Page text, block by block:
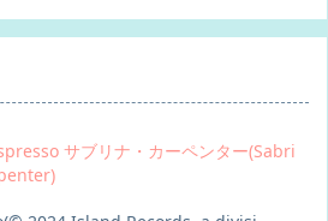
サブリナ・カーペンター(Sabri